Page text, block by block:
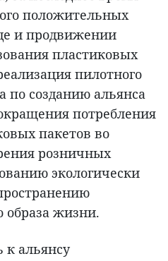
положительных
и продвижении
пластиковых
пилотного
по созданию альянса
потребления
пакетов во
розничных
экологически
образа жизни.
к альянсу